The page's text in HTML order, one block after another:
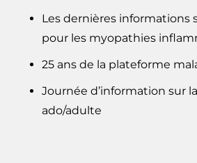
Les dernières informations
pour les myopathies
25 ans de la plateforme
Journée d’information sur
ado/adulte